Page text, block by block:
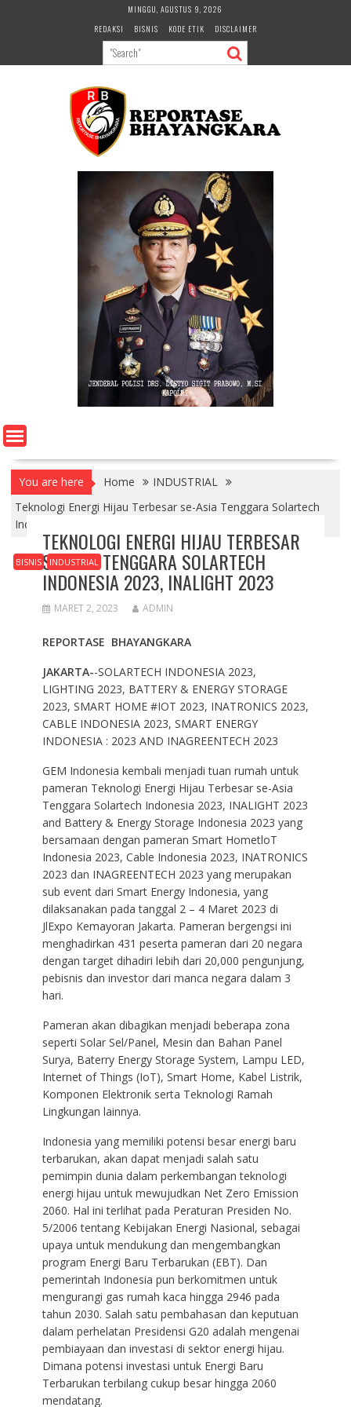
MINGGU, AGUSTUS 9, 2026
REDAKSI
BISNIS KODE ETIK DISCLAIMER
You are here Home
INDUSTRIAL
Teknologi Energi Hijau Terbesar se-Asia Tenggara Solartech
Indonesia 2023, INALIGHT 2023
BISNIS INDUSTRIAL
TEKNOLOGI ENERGI HIJAU TERBESAR
SE-ASIA TENGGARA SOLARTECH
INDONESIA 2023, INALIGHT 2023
MARET 2, 2023 ADMIN
REPORTASE BHAYANGKARA
JAKARTA--SOLARTECH INDONESIA 2023,
LIGHTING 2023, BATTERY & ENERGY STORAGE
2023, SMART HOME #IOT 2023, INATRONICS 2023,
CABLE INDONESIA 2023, SMART ENERGY
INDONESIA : 2023 AND INAGREENTECH 2023
GEM Indonesia kembali menjadi tuan rumah untuk
pameran Teknologi Energi Hijau Terbesar se-Asia
Tenggara Solartech Indonesia 2023, INALIGHT 2023
and Battery & Energy Storage Indonesia 2023 yang
bersamaan dengan pameran Smart HometloT
Indonesia 2023, Cable Indonesia 2023, INATRONICS
2023 dan INAGREENTECH 2023 yang merupakan
sub event dari Smart Energy Indonesia, yang
dilaksanakan pada tanggal 2 – 4 Maret 2023 di
JlExpo Kemayoran Jakarta. Pameran bergengsi ini
menghadirkan 431 peserta pameran dari 20 negara
dengan target dihadiri lebih dari 20,000 pengunjung,
pebisnis dan investor dari manca negara dalam 3
hari.
Pameran akan dibagikan menjadi beberapa zona
seperti Solar Sel/Panel, Mesin dan Bahan Panel
Surya, Baterry Energy Storage System, Lampu LED,
Internet of Things (IoT), Smart Home, Kabel Listrik,
Komponen Elektronik serta Teknologi Ramah
Lingkungan lainnya.
Indonesia yang memiliki potensi besar energi baru
terbarukan, akan dapat menjadi salah satu
pemimpin dunia dalam perkembangan teknologi
energi hijau untuk mewujudkan Net Zero Emission
2060. Hal ini terlihat pada Peraturan Presiden No.
5/2006 tentang Kebijakan Energi Nasional, sebagai
upaya untuk mendukung dan mengembangkan
program Energi Baru Terbarukan (EBT). Dan
pemerintah Indonesia pun berkomitmen untuk
mengurangi gas rumah kaca hingga 2946 pada
tahun 2030. Salah satu pembahasan dan keputuan
dalam perhelatan Presidensi G20 adalah mengenai
pembiayaan dan investasi di sektor energi hijau.
Dimana potensi investasi untuk Energi Baru
Terbarukan terbilang cukup besar hingga 2060
mendatang.